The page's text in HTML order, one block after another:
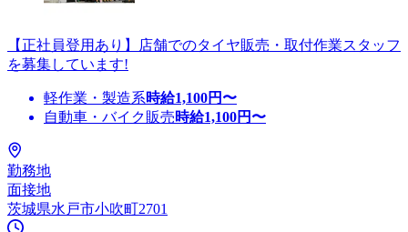
【正社員登用あり】店舗でのタイヤ販売・取付作業スタッフ
を募集しています!
軽作業・製造系時給1,100円〜
自動車・バイク販売時給1,100円〜
勤務地
面接地
茨城県水戸市小吹町2701